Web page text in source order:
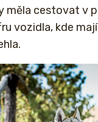
měla cestovat v
vozidla, kde